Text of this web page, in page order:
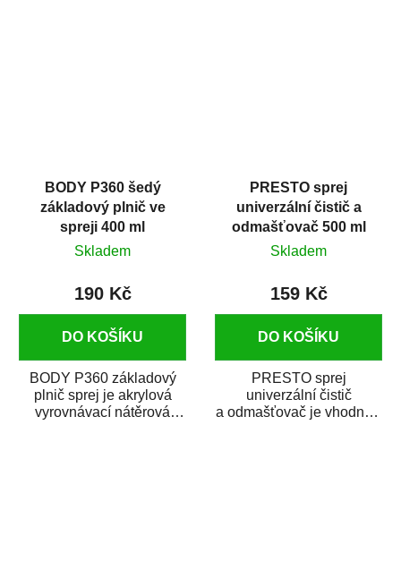
BODY P360 šedý
základový plnič ve
spreji 400 ml
Skladem
190 Kč
DO KOŠÍKU
BODY P360 základový
plnič sprej je akrylová
vyrovnávací nátěrová
PRESTO sprej
univerzální čistič a
odmašťovač 500 ml
Skladem
159 Kč
DO KOŠÍKU
PRESTO sprej
univerzální čistič
a odmašťovač je vhodný k